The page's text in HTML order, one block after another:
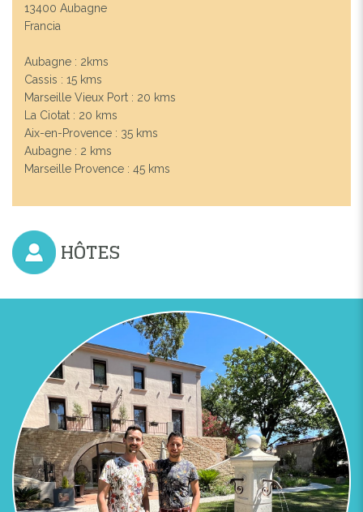
13400 Aubagne
Francia
Aubagne : 2kms
Cassis : 15 kms
Marseille Vieux Port : 20 kms
La Ciotat : 20 kms
Aix-en-Provence : 35 kms
Aubagne : 2 kms
Marseille Provence : 45 kms
HÔTES